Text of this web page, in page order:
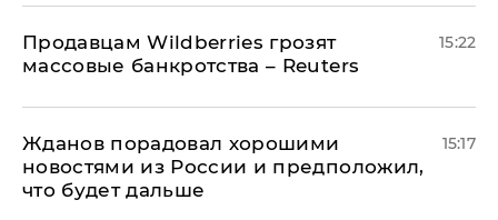
Продавцам Wildberries грозят
массовые банкротства – Reuters
15:22
Жданов порадовал хорошими
новостями из России и предположил,
что будет дальше
15:17